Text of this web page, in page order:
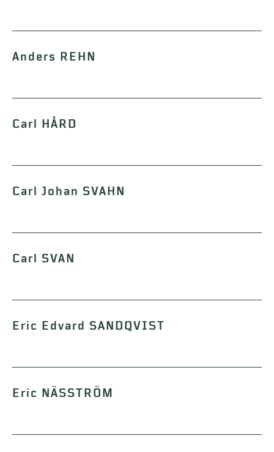
Anders REHN
Carl HÅRD
Carl Johan SVAHN
Carl SVAN
Eric Edvard SANDQVIST
Eric NÄSSTRÖM